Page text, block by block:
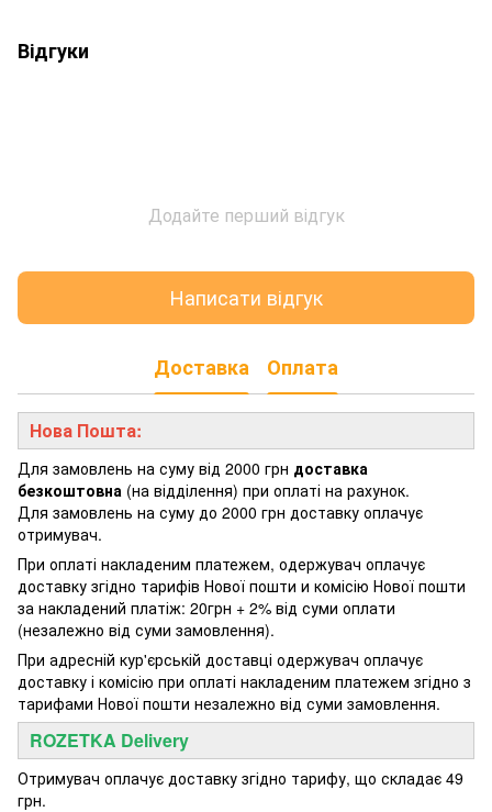
Відгуки
Додайте перший відгук
Написати відгук
Доставка Оплата
Нова Пошта:
Для замовлень на суму від 2000 грн доставка
безкоштовна (на відділення) при оплаті на рахунок.
Для замовлень на суму до 2000 грн доставку оплачує
отримувач.
При оплаті накладеним платежем, одержувач оплачує
доставку згідно тарифів Нової пошти и комісію Нової пошти
за накладений платіж: 20грн + 2% від суми оплати
(незалежно від суми замовлення).
При адресній кур'єрській доставці одержувач оплачує
доставку і комісію при оплаті накладеним платежем згідно з
тарифами Нової пошти незалежно від суми замовлення.
ROZETKA Delivery
Отримувач оплачує доставку згідно тарифу, що складає 49
грн.